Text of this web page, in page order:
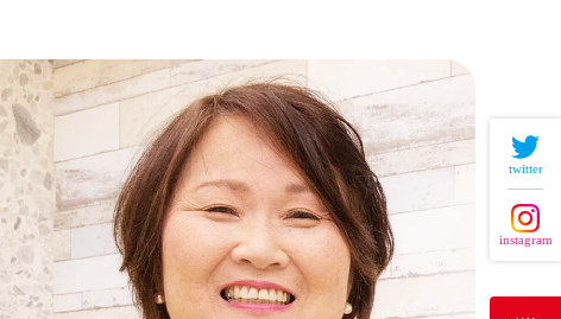
twitter
instagram